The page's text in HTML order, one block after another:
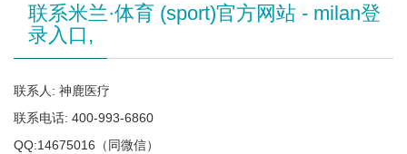
联系米兰·体育 (sport)官方网站 - milan登
录入口,
联系人: 神鹿医疗
联系电话: 400-993-6860
QQ:14675016（同微信）